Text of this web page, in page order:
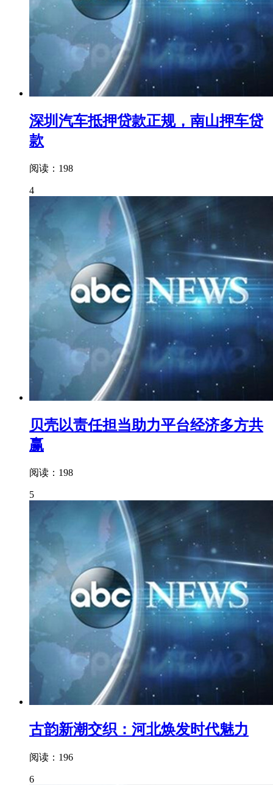
深圳汽车抵押贷款正规，南山押车贷
款
阅读：198
4
贝壳以责任担当助力平台经济多方共
赢
阅读：198
5
古韵新潮交织：河北焕发时代魅力
阅读：196
6